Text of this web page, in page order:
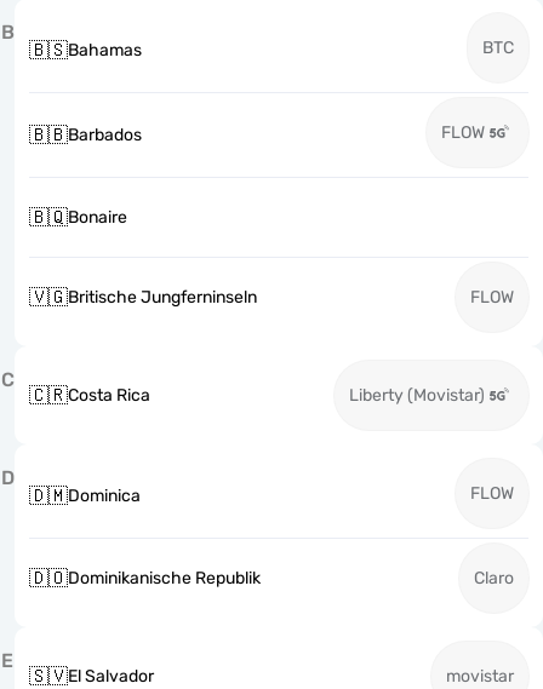
B
🇧🇸Bahamas BTC
🇧🇧Barbados FLOW
🇧🇶Bonaire
🇻🇬Britische Jungferninseln FLOW
C
🇨🇷Costa Rica Liberty (Movistar)
D
🇩🇲Dominica FLOW
🇩🇴Dominikanische Republik Claro
E
🇸🇻El Salvador movistar